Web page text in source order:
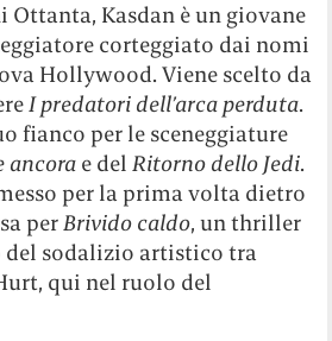
Kasdan è un giovane
corteggiato dai nomi
Hollywood. Viene scelto da
I predatori dell’arca perduta.
fianco per le sceneggiature
ancora e delRitorno dello Jedi.
per la prima volta dietro
perBrivido caldo, un thriller
del sodalizio artistico tra
qui nel ruolo del